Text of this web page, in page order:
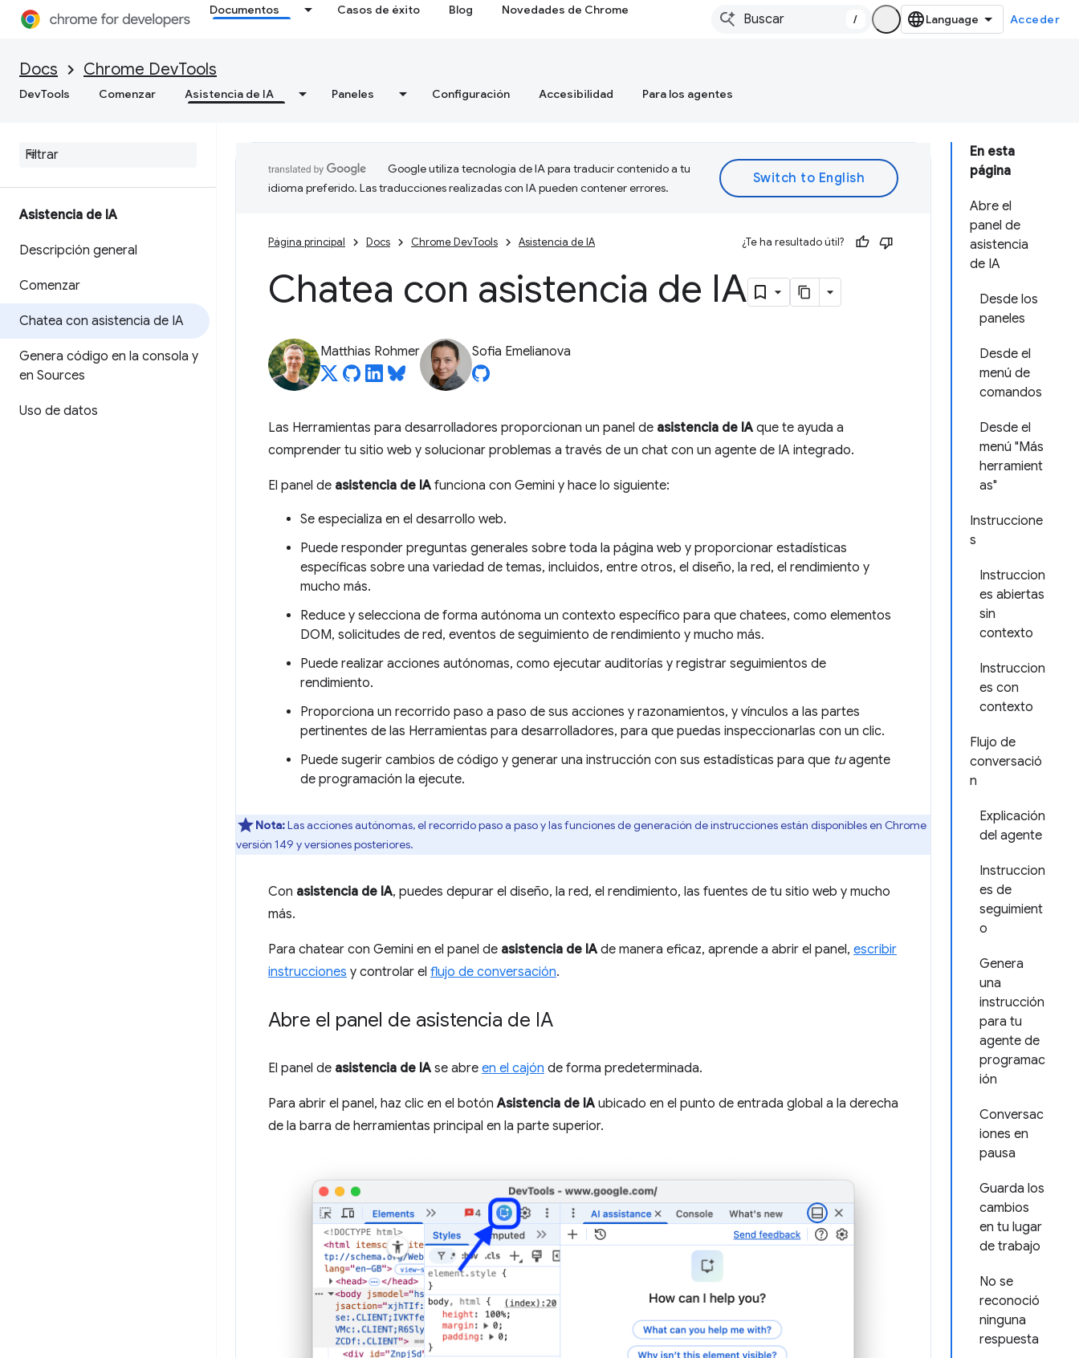
Documentos Casos de éxito Blog Novedades de Chrome
/ Acceder
Docs Chrome DevTools
DevTools Comenzar Asistencia de IA Paneles Configuración Accesibilidad Para los agentes
Asistencia de IA
Descripción general
Comenzar
Chatea con asistencia de IA
Genera código en la consola y
en Sources
Uso de datos
En esta
página
Abre el
panel de
asistencia
de IA
Desde los
paneles
Desde el
menú de
comandos
Desde el
menú "Más
herramient
as"
Instruccione
s
Instruccion
es abiertas
sin
contexto
Instruccion
es con
contexto
Flujo de
conversació
n
Explicación
del agente
Instruccion
es de
seguimient
o
Genera
una
instrucción
para tu
agente de
programac
ión
Conversac
iones en
pausa
Guarda los
cambios
en tu lugar
de trabajo
No se
reconoció
ninguna
respuesta
Google utiliza tecnología de IA para traducir contenido a tu
idioma preferido. Las traducciones realizadas con IA pueden contener errores.
Página principal Docs Chrome DevTools Asistencia de IA ¿Te ha resultado útil?
Chatea con asistencia de IA
Matthias Rohmer Sofia Emelianova
Las Herramientas para desarrolladores proporcionan un panel de asistencia de IA que te ayuda a
comprender tu sitio web y solucionar problemas a través de un chat con un agente de IA integrado.
El panel de asistencia de IA funciona con Gemini y hace lo siguiente:
Se especializa en el desarrollo web.
Puede responder preguntas generales sobre toda la página web y proporcionar estadísticas
específicas sobre una variedad de temas, incluidos, entre otros, el diseño, la red, el rendimiento y
mucho más.
Reduce y selecciona de forma autónoma un contexto específico para que chatees, como elementos
DOM, solicitudes de red, eventos de seguimiento de rendimiento y mucho más.
Puede realizar acciones autónomas, como ejecutar auditorías y registrar seguimientos de
rendimiento.
Proporciona un recorrido paso a paso de sus acciones y razonamientos, y vínculos a las partes
pertinentes de las Herramientas para desarrolladores, para que puedas inspeccionarlas con un clic.
Puede sugerir cambios de código y generar una instrucción con sus estadísticas para que tuagente
de programación la ejecute.
Nota:Las acciones autónomas, el recorrido paso a paso y las funciones de generación de instrucciones están disponibles en Chrome
versión 149 y versiones posteriores.
Con asistencia de IA, puedes depurar el diseño, la red, el rendimiento, las fuentes de tu sitio web y mucho
más.
Para chatear con Gemini en el panel de asistencia de IA de manera eficaz, aprende a abrir el panel, escribir
instrucciones y controlar el flujo de conversación.
Abre el panel de asistencia de IA
El panel de asistencia de IA se abre en el cajón de forma predeterminada.
Para abrir el panel, haz clic en el botónAsistencia de IA ubicado en el punto de entrada global a la derecha
de la barra de herramientas principal en la parte superior.